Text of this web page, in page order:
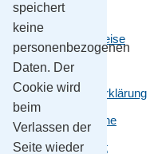
speichert
keine
personenbezogenen
Daten. Der
Cookie wird
beim
Verlassen der
Seite wieder
Kontakt & Anreise
Impressum
Datenschutzerklärung
Leichte Sprache
Barrierefreiheit